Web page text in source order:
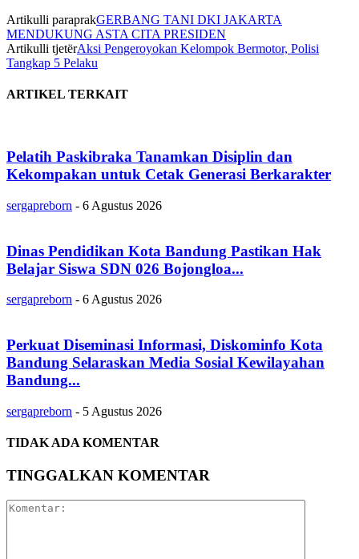
Artikulli paraprakGERBANG TANI DKI JAKARTA
MENDUKUNG ASTA CITA PRESIDEN
Artikulli tjetërAksi Pengeroyokan Kelompok Bermotor, Polisi
Tangkap 5 Pelaku
ARTIKEL TERKAIT
Pelatih Paskibraka Tanamkan Disiplin dan
Kekompakan untuk Cetak Generasi Berkarakter
sergapreborn - 6 Agustus 2026
Dinas Pendidikan Kota Bandung Pastikan Hak
Belajar Siswa SDN 026 Bojongloa...
sergapreborn - 6 Agustus 2026
Perkuat Diseminasi Informasi, Diskominfo Kota
Bandung Selaraskan Media Sosial Kewilayahan
Bandung...
sergapreborn - 5 Agustus 2026
TIDAK ADA KOMENTAR
TINGGALKAN KOMENTAR